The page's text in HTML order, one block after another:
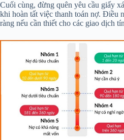
Cuối cùng, đừng quên yêu cầu giấy
khi hoàn tất việc thanh toán nợ. Điều
ràng nếu cần thiết cho các giao dịch